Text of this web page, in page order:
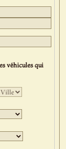
véhicules qui